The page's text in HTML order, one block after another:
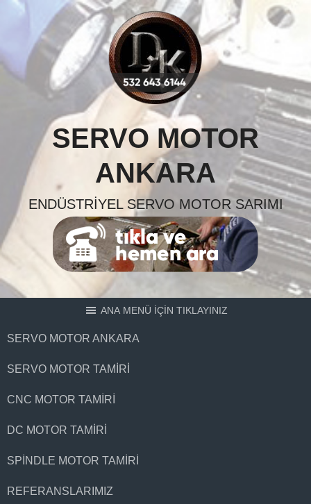
Skip
content
SERVO MOTOR
ANKARA
ENDÜSTRIYEL SERVO MOTOR SARIMI
ANA MENÜ İÇİN TIKLAYINIZ
SERVO MOTOR ANKARA
SERVO MOTOR TAMIRI
CNC MOTOR TAMIRI
DC MOTOR TAMIRI
SPINDLE MOTOR TAMIRI
REFERANSLARIMIZ